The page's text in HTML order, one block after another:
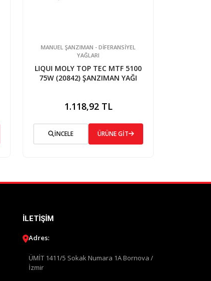
MANUEL ŞANZIMAN - DİFERANSİYEL
YAĞLARI
LIQUI MOLY TOP TEC MTF 5100
75W (20842) ŞANZIMAN YAĞI
1.118,92 TL
İNCELE ÜRÜNE GİT
İLETIŞIM
Adres:
ÜMİT 1411/5 Sokak Numara 1A Bornova /
İzmir